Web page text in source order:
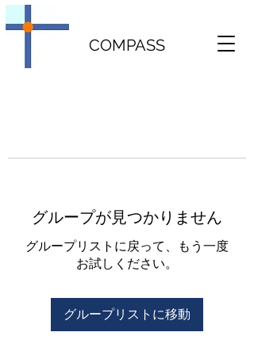
COMPASS
グループが見つかりません
グループリストに戻って、もう一度
お試しください。
グループリストに移動